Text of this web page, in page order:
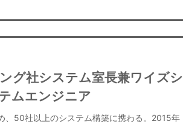
グ社システム室長兼ワイズシ
ムエンジニア
50社以上のシステム構築に携わる。2015年